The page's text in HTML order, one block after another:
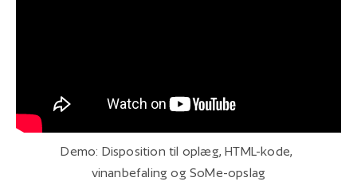
Demo: Disposition til oplæg, HTML-kode,
vinanbefaling og SoMe-opslag